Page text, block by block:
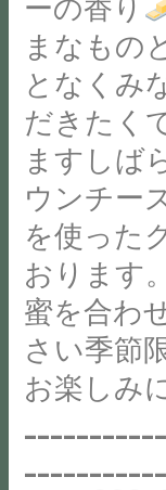
も
ぎ
蒸
し
@whitening_stand
セ
ル
フ
ホ
ワ
イ
ト
ニ
ン
取
り
戻
し
に
い
ら
し
て
く
だ
さ
い。
古
き
ま
し
た
♡CreamSugar
は
た
だ
い
ま
一
時
休
業
な
は
ま
た
誰
か
を
幸
せ
に
優
し
い
気
持
う
か？
つ
き
ま
し
て
は
当
店
の
テ
ィ
ラ
ーの香り
まなもの
となくみ
だきたく
ますしば
ウンチー
を使った
おります
蜜を合わ
さい季節
お楽しみ
ン
生
地
高
出
力
の
ワ
ッ
フ
ル
メ
ー
カ
一